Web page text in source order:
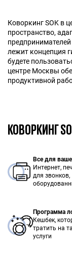
Коворкинг SOK в
пространство,
лежит концепция
будете
центре Москвы
продуктивной
КОВОРКИНГ
Все для
Интернет,
для звонков,
Программа
Кешбек,
тратить на
услуги